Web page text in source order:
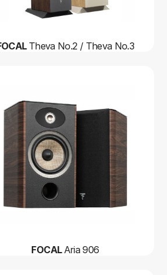
Theva No.2 / Theva No.3
FOCAL Aria 906